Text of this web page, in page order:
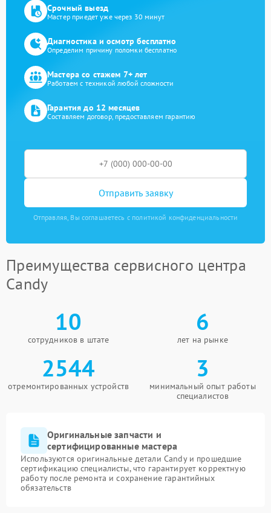
Срочный выезд
Мастер приедет уже через 30 минут
Диагностика и осмотр бесплатно
Определим причину поломки бесплатно
Мастера со стажем 7+ лет
Работаем с техникой любой сложности
Гарантия до 12 месяцев
Составляем договор, предоставляем гарантию
Отправить заявку
Отправляя, Вы соглашаетесь с политикой конфиденциальности
Преимущества сервисного центра
Candy
10
сотрудников в штате
6
лет на рынке
2544
отремонтированных устройств
3
минимальный опыт работы
специалистов
Оригинальные запчасти и
сертифицированные мастера
Используются оригинальные детали Candy и прошедшие
сертификацию специалисты, что гарантирует корректную
работу после ремонта и сохранение гарантийных
обязательств